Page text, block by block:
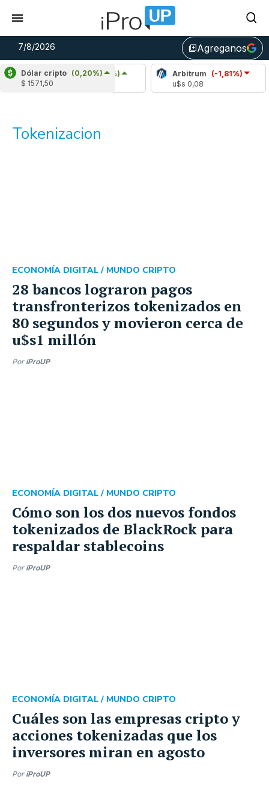
7/8/2026 library_addAgreganos
Dólar cripto (0,20%)
$ 1571,50
Chainlink (1,12%)
u$s 8,19
Arbitrum (-1,81%)
Tokenizacion
28 bancos lograron pagos
transfronterizos tokenizados en
80 segundos y movieron cerca de
u$s1 millón
ECONOMÍA DIGITAL / MUNDO CRIPTO
Por iProUP
Cómo son los dos nuevos fondos
tokenizados de BlackRock para
respaldar stablecoins
ECONOMÍA DIGITAL / MUNDO CRIPTO
Por iProUP
Cuáles son las empresas cripto y
acciones tokenizadas que los
inversores miran en agosto
ECONOMÍA DIGITAL / MUNDO CRIPTO
Por iProUP